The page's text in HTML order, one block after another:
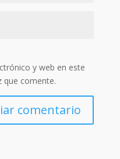
y web en este
que comente.
comentario